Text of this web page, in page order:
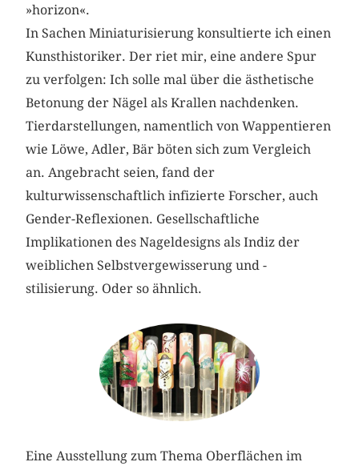
­»horizon«.
In Sachen Miniaturisierung konsultierte ich einen
Kunsthistoriker. Der riet mir, eine andere Spur
zu verfolgen: Ich solle mal über die ästhetische
Betonung der Nägel als Krallen nachdenken.
Tierdarstellungen, namentlich von Wappentieren
wie Löwe, Adler, Bär böten sich zum Vergleich
an. Angebracht seien, fand der
kulturwissenschaftlich infizierte Forscher, auch
Gender-Reflexionen. Gesellschaftliche
Implikationen des Nageldesigns als Indiz der
weiblichen Selbstvergewisserung und -
stilisierung. Oder so ähnlich.
Eine Ausstellung zum Thema Oberflächen im